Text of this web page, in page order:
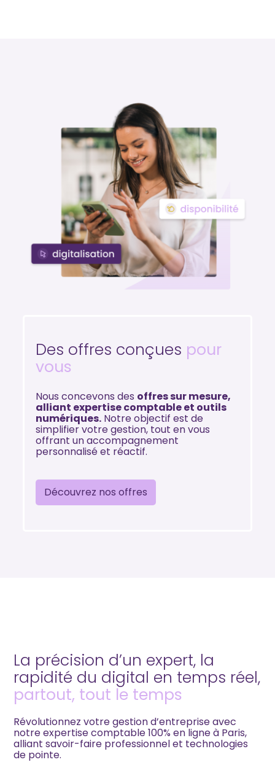
Des offres conçues pour
vous
Nous concevons des offres sur mesure,
alliant expertise comptable et outils
numériques. Notre objectif est de
simplifier votre gestion, tout en vous
offrant un accompagnement
personnalisé et réactif.
Découvrez nos offres
La précision d’un expert, la
rapidité du digital en temps réel,
partout, tout le temps
Révolutionnez votre gestion d’entreprise avec
notre expertise comptable 100% en ligne à Paris,
alliant savoir-faire professionnel et technologies
de pointe.